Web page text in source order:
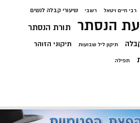
רבי חיים ויטאל רשבי שיעורי קבלה לנשים
הנסתר תורת הנסתר
תיקון ליל שבועות תיקוני הזוהר
תפילה